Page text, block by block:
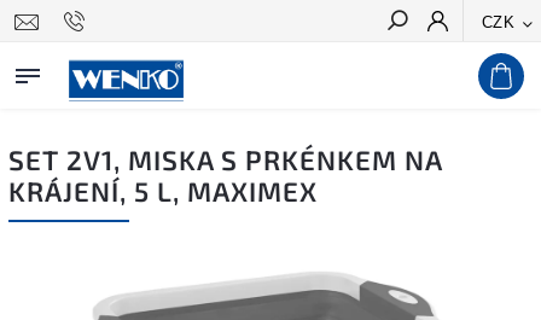
CZK
Hledat
SET 2V1, MISKA S PRKÉNKEM NA
KRÁJENÍ, 5 L, MAXIMEX